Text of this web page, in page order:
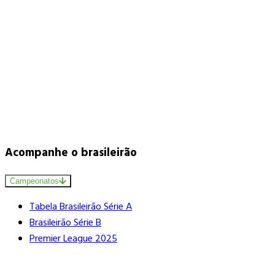
Acompanhe o brasileirão
Campeonatos
Tabela Brasileirão Série A
Brasileirão Série B
Premier League 2025